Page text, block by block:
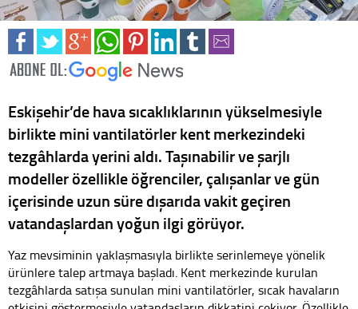
Eskişehir’de hava sıcaklıklarının yükselmesiyle
birlikte mini vantilatörler kent merkezindeki
tezgâhlarda yerini aldı. Taşınabilir ve şarjlı
modeller özellikle öğrenciler, çalışanlar ve gün
içerisinde uzun süre dışarıda vakit geçiren
vatandaşlardan yoğun ilgi görüyor.
Yaz mevsiminin yaklaşmasıyla birlikte serinlemeye yönelik
ürünlere talep artmaya başladı. Kent merkezinde kurulan
tezgâhlarda satışa sunulan mini vantilatörler, sıcak havaların